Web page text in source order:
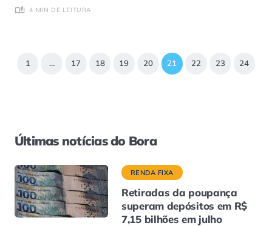
4 MIN DE LEITURA
1 … 17 18 19 20 21 22 23 24
Últimas notícias do Bora
RENDA FIXA
Retiradas da poupança
superam depósitos em R$
7,15 bilhões em julho